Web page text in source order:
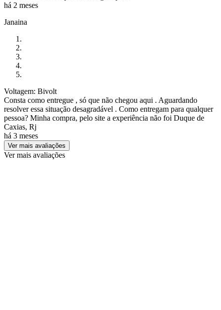
há 2 meses
Janaina
Voltagem: Bivolt
Consta como entregue , só que não chegou aqui . Aguardando
resolver essa situação desagradável . Como entregam para qualquer
pessoa? Minha compra, pelo site a experiência não foi Duque de
Caxias, Rj
há 3 meses
Ver mais avaliações
Ver mais avaliações